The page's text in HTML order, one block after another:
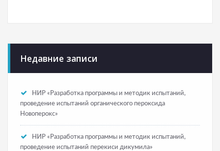
Недавние записи
НИР «Разработка программы и методик испытаний,
проведение испытаний органического пероксида
Новоперокс»
НИР «Разработка программы и методик испытаний,
проведение испытаний перекиси дикумила»